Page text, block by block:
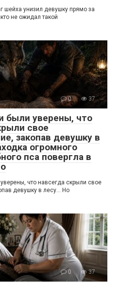
шейха унизил девушку прямо за
не ожидал такой
0 37
были уверены, что
свое
закопав девушку в
огромного
пса повергла в
что навсегда скрыли свое
девушку в лесу… Но
0 37